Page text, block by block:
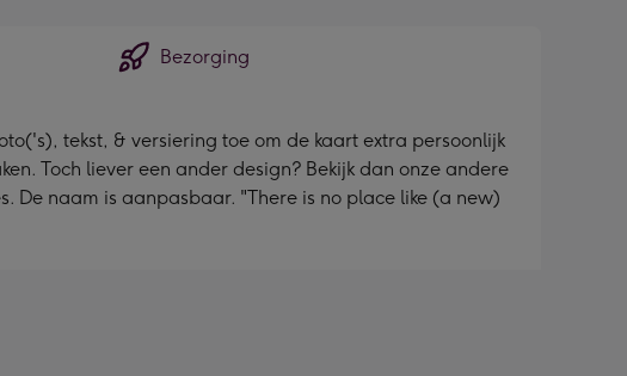
Bezorging
tekst, & versiering toe om de kaart extra persoonlijk
Toch liever een ander design? Bekijk dan onze andere
De naam is aanpasbaar. "There is no place like (a new)